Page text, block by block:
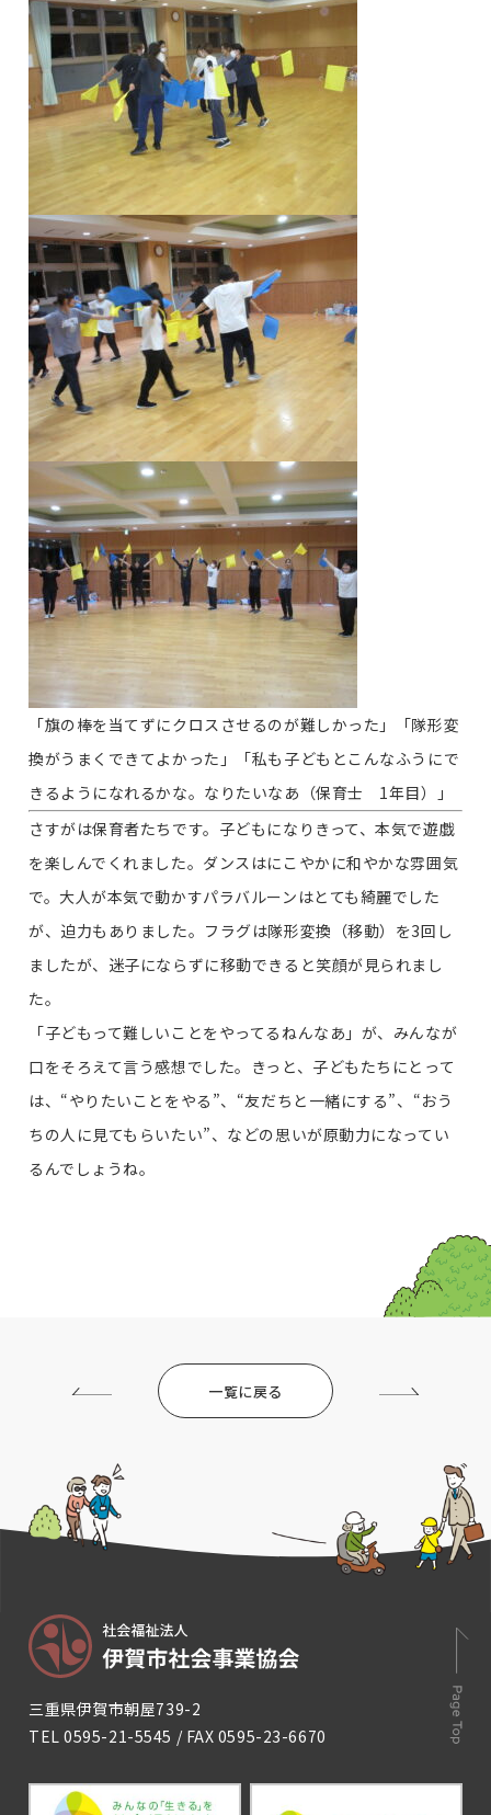
「旗の棒を当てずにクロスさせるのが難しかった」「隊形変
換がうまくできてよかった」「私も子どもとこんなふうにで
きるようになれるかな。なりたいなあ（保育士 1年目）」
さすがは保育者たちです。子どもになりきって、本気で遊戯
を楽しんでくれました。ダンスはにこやかに和やかな雰囲気
で。大人が本気で動かすパラバルーンはとても綺麗でした
が、迫力もありました。フラグは隊形変換（移動）を3回し
ましたが、迷子にならずに移動できると笑顔が見られまし
た。
「子どもって難しいことをやってるねんなあ」が、みんなが
口をそろえて言う感想でした。きっと、子どもたちにとって
は、“やりたいことをやる”、“友だちと一緒にする”、“おう
ちの人に見てもらいたい”、などの思いが原動力になってい
るんでしょうね。
一覧に戻る
三重県伊賀市朝屋739-2
TEL0595-21-5545 / FAX 0595-23-6670